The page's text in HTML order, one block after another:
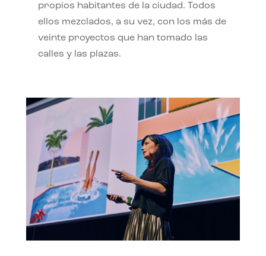
propios habitantes de la ciudad. Todos
ellos mezclados, a su vez, con los más de
veinte proyectos que han tomado las
calles y las plazas.